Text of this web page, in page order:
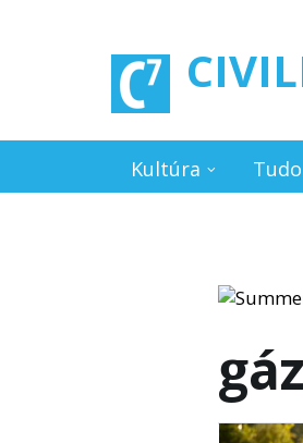
Kultúra